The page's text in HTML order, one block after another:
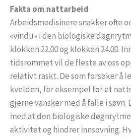
Fakta om nattarbeid
Arbeidsmedisinere snakker ofte
«vindu» i den biologiske
klokken 22.00 og klokken 24.00.
tidsrommet vil de fleste av oss
relativt raskt. De som forsøker å
kvelden, for eksempel før et
gjerne vansker med å falle i søvn.
med at den biologiske
aktivitet og hindrer innsovning.